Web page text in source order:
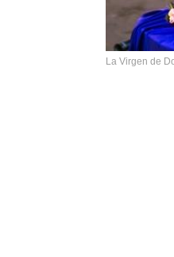
La Virgen de